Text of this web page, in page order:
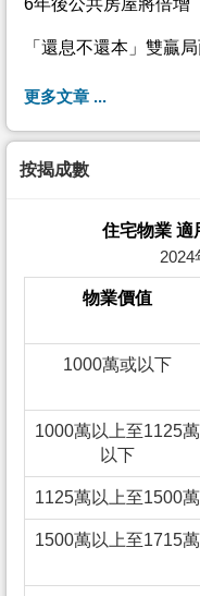
6年後公共房屋將倍增
「還息不還本」雙贏
更多文章 ...
按揭成數
住宅物業 適
2024
物業價值
1000萬或以下
1000萬以上至1125萬
以下
1125萬以上至1500萬
1500萬以上至1715萬